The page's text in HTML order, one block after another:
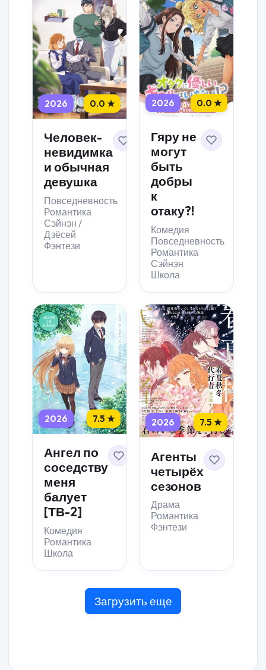
2026 0.0 ★
Человек-
невидимка
и обычная
девушка
Повседневность
Романтика
Сэйнэн /
Дзёсей
Фэнтези
2026 0.0 ★
Гяру не
могут
быть
добры
к
отаку?!
Комедия
Повседневность
Романтика
Сэйнэн
Школа
2026 7.5 ★
Ангел по
соседству
меня
балует
[ТВ-2]
Комедия
Романтика
Школа
2026 7.5 ★
Агенты
четырёх
сезонов
Драма
Романтика
Фэнтези
Загрузить еще